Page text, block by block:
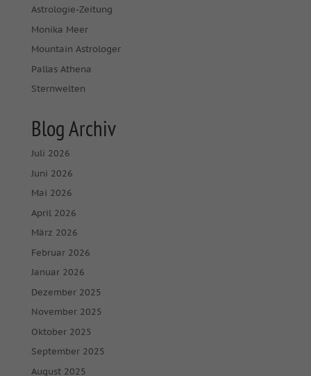
Astrologie-Zeitung
Monika Meer
Mountain Astrologer
Pallas Athena
Sternwelten
Blog Archiv
Juli 2026
Juni 2026
Mai 2026
April 2026
März 2026
Februar 2026
Januar 2026
Dezember 2025
November 2025
Oktober 2025
September 2025
August 2025